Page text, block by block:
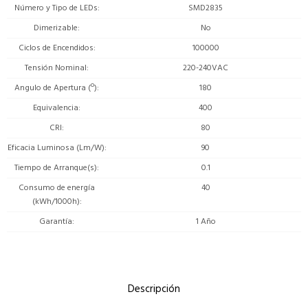
Número y Tipo de LEDs
SMD2835
Dimerizable
No
Ciclos de Encendidos
100000
Tensión Nominal
220-240VAC
Angulo de Apertura (º)
180
Equivalencia
400
CRI
80
Eficacia Luminosa (Lm/W)
90
Tiempo de Arranque(s)
0.1
Consumo de energía
(kWh/1000h)
40
Garantía 1 Año
Descripción